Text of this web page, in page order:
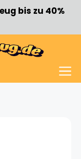
bis zu 40%
Menü